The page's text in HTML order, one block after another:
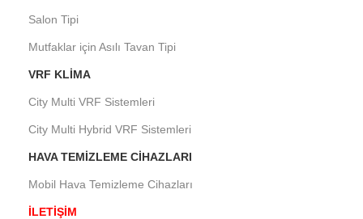
Salon Tipi
Mutfaklar için Asılı Tavan Tipi
VRF KLIMA
City Multi VRF Sistemleri
City Multi Hybrid VRF Sistemleri
HAVA TEMIZLEME CIHAZLARI
Mobil Hava Temizleme Cihazları
İLETİŞİM